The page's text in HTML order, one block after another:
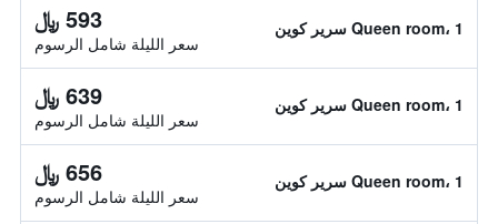
Queen room، 1 سرير كوين 593 ﷼
سعر الليلة شامل الرسوم
Queen room، 1 سرير كوين 639 ﷼
سعر الليلة شامل الرسوم
Queen room، 1 سرير كوين 656 ﷼
سعر الليلة شامل الرسوم